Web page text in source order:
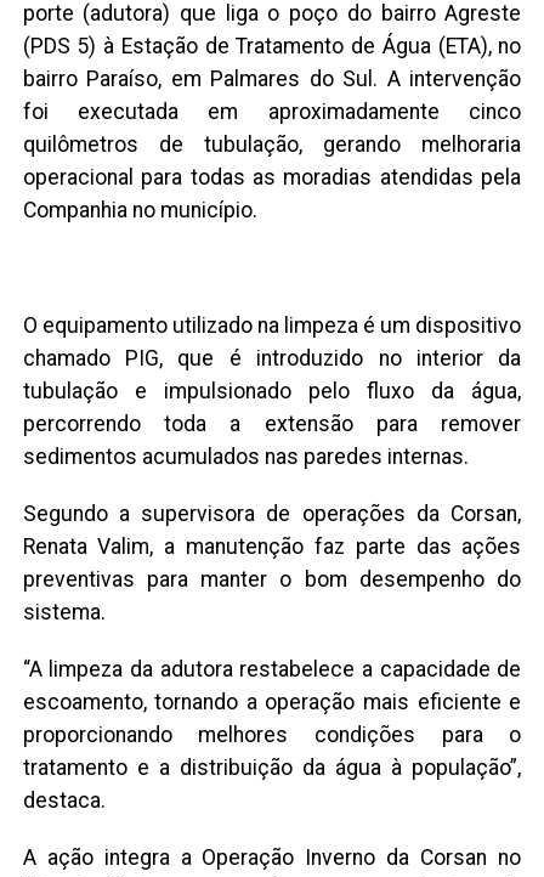
porte (adutora) que liga o poço do bairro Agreste
(PDS 5) à Estação de Tratamento de Água (ETA), no
bairro Paraíso, em Palmares do Sul. A intervenção
foi executada em aproximadamente cinco
quilômetros de tubulação, gerando melhoraria
operacional para todas as moradias atendidas pela
Companhia no município.
O equipamento utilizado na limpeza é um dispositivo
chamado PIG, que é introduzido no interior da
tubulação e impulsionado pelo fluxo da água,
percorrendo toda a extensão para remover
sedimentos acumulados nas paredes internas.
Segundo a supervisora de operações da Corsan,
Renata Valim, a manutenção faz parte das ações
preventivas para manter o bom desempenho do
sistema.
“A limpeza da adutora restabelece a capacidade de
escoamento, tornando a operação mais eficiente e
proporcionando melhores condições para o
tratamento e a distribuição da água à população”,
destaca.
A ação integra a Operação Inverno da Corsan no